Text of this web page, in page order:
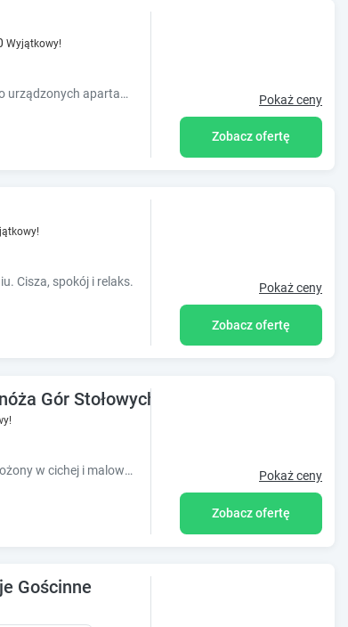
Wyjątkowy!
"Apartamenty La Villa" to kompleks 14 komfortowo urządzonych apartamentów od 2 do 7 osobowych. Pokaż ceny
Zobacz ofertę
Cisza, spokój i relaks. Pokaż ceny
Zobacz ofertę
Gór Stołowych. Z dala od zgiełku
Domek całoroczny u podnóża Gór Stołowych. Położony w cichej i malowniczej miejscowości. Idealne miejsce do wypoczynku dla rodzin. Grill, plac zabaw. Pokaż ceny
Zobacz ofertę
Gościnne